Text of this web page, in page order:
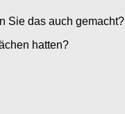
Sie das auch gemacht?
hatten?